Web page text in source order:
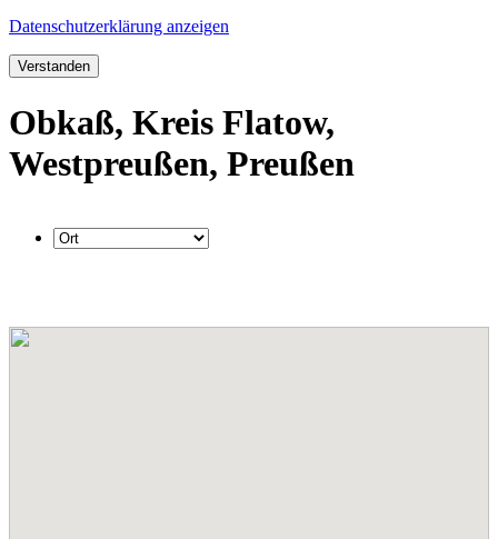
Datenschutzerklärung anzeigen
Verstanden
Obkaß, Kreis Flatow,
Westpreußen, Preußen